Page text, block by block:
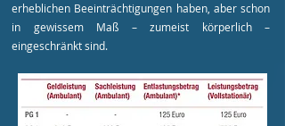
erheblichen Beeinträchtigungen haben, aber schon
in gewissem Maß – zumeist körperlich –
eingeschränkt sind.